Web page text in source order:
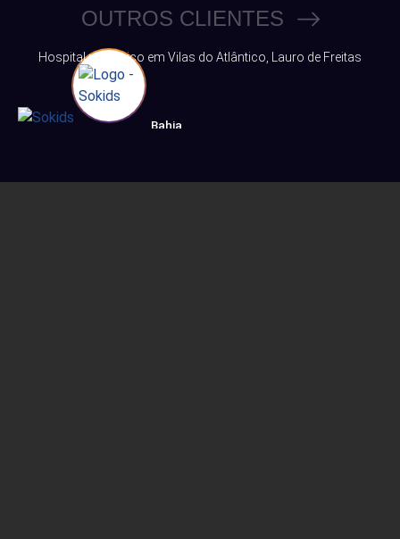
OUTROS CLIENTES
Hospital pediátrico em Vilas do Atlântico, Lauro de Freitas
Bahia